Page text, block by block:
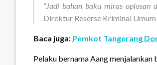
“Jadi bahan baku miras oplosan
Direktur Reserse Kriminal
Baca juga: Pemkot Tangerang
Pelaku bernama Aang